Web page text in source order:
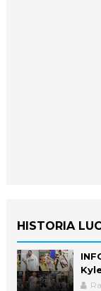
HISTORIA